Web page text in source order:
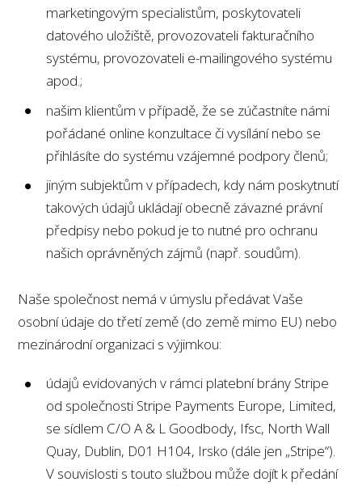
marketingovým specialistům, poskytovateli
datového uložiště, provozovateli fakturačního
systému, provozovateli e-mailingového systému
apod.;
našim klientům v případě, že se zúčastníte námi
pořádané online konzultace či vysílání nebo se
přihlásíte do systému vzájemné podpory členů;
jiným subjektům v případech, kdy nám poskytnutí
takových údajů ukládají obecně závazné právní
předpisy nebo pokud je to nutné pro ochranu
našich oprávněných zájmů (např. soudům).
Naše společnost nemá v úmyslu předávat Vaše
osobní údaje do třetí země (do země mimo EU) nebo
mezinárodní organizaci s výjimkou:
údajů evidovaných v rámci platební brány Stripe
od společnosti Stripe Payments Europe, Limited,
se sídlem C/O A & L Goodbody, Ifsc, North Wall
Quay, Dublin, D01 H104, Irsko (dále jen „Stripe“).
V souvislosti s touto službou může dojít k předání